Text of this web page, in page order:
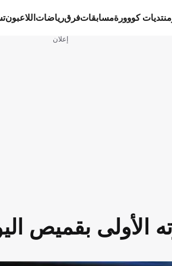
منتديات كووورةمسابقاتفرقرياضات اللاعبون
إعلان
الأولى بقميص